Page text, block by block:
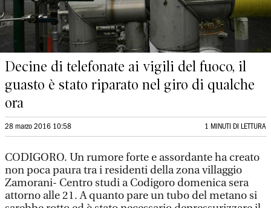
Decine di telefonate ai vigili del fuoco, il
guasto è stato riparato nel giro di qualche
ora
28 marzo 2016 10:58 1 MINUTI DI LETTURA
CODIGORO. Un rumore forte e assordante ha creato
non poca paura tra i residenti della zona villaggio
Zamorani- Centro studi a Codigoro domenica sera
attorno alle 21. A quanto pare un tubo del metano si